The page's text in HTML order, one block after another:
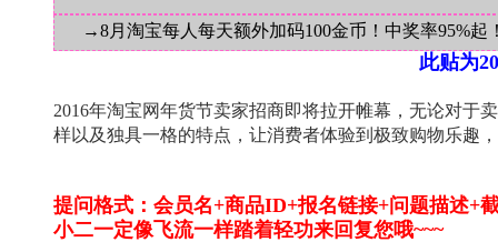
→8月淘宝每人每天额外加码100金币！中奖率95%起
此贴为
2016年淘宝网年货节卖家招商即将拉开帷幕，无论对于
样以及独具一格的特点，让消费者体验到极致购物乐趣
提问格式：会员名+商品ID+报名链接+问题描述+
小二一定像飞流一样踏着轻功来回复您哦~~~